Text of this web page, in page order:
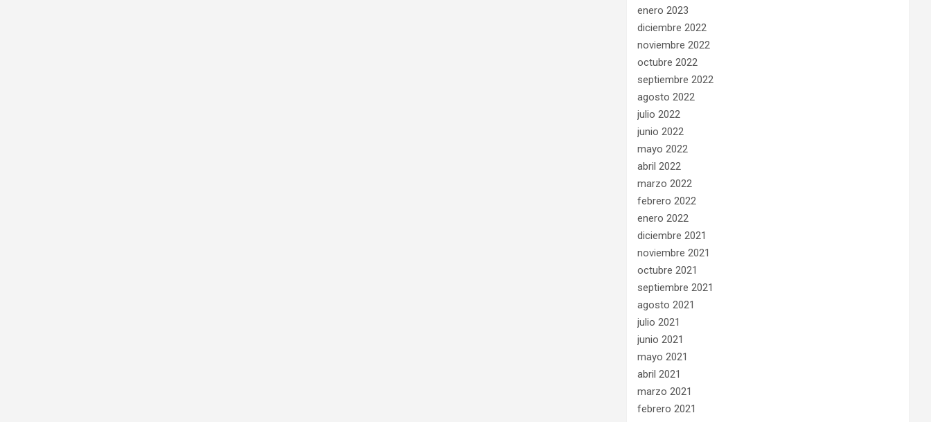
enero 2023
diciembre 2022
noviembre 2022
octubre 2022
septiembre 2022
agosto 2022
julio 2022
junio 2022
mayo 2022
abril 2022
marzo 2022
febrero 2022
enero 2022
diciembre 2021
noviembre 2021
octubre 2021
septiembre 2021
agosto 2021
julio 2021
junio 2021
mayo 2021
abril 2021
marzo 2021
febrero 2021